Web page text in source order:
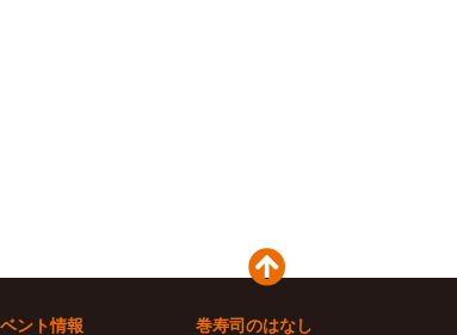
ント情報 巻寿司のはなし